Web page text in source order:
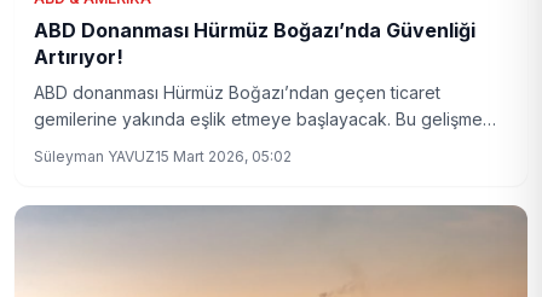
ABD Donanması Hürmüz Boğazı’nda Güvenliği
Artırıyor!
ABD donanması Hürmüz Boğazı’ndan geçen ticaret
gemilerine yakında eşlik etmeye başlayacak. Bu gelişme
üzerinde önemli etkiler yaratabilir.
Süleyman YAVUZ15 Mart 2026, 05:02